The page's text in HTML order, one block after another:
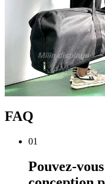
FAQ
01
Pouvez-